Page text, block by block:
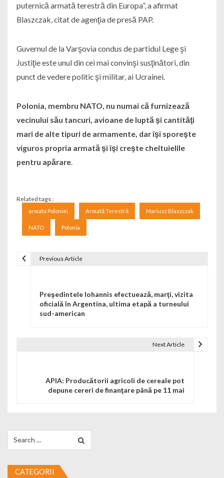
puternică armată terestră din Europa”, a afirmat
Blaszczak, citat de agenţia de presă PAP.
Guvernul de la Varşovia condus de partidul Lege şi
Justiţie este unul din cei mai convinşi susţinători, din
punct de vedere politic şi militar, ai Ucrainei.
Polonia, membru NATO, nu numai că furnizează
vecinului său tancuri, avioane de luptă şi cantităţi
mari de alte tipuri de armamente, dar îşi sporeşte
viguros propria armată şi îşi creşte cheltuielile
pentru apărare.
Related tags :
armata Poloniei Armată Terestră Mariusz Blaszczak
NATO Polonia
Previous Article
Preşedintele Iohannis efectuează, marţi, vizita
oficială în Argentina, ultima etapă a turneului
sud-american
Next Article
APIA: Producătorii agricoli de cereale pot
depune cereri de finanţare până pe 11 mai
CATEGORII